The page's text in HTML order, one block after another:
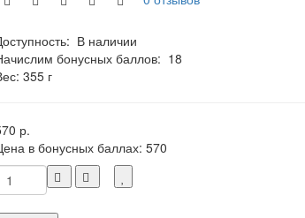
В наличии
бонусных баллов: 18
355 г
р.
в бонусных баллах: 570